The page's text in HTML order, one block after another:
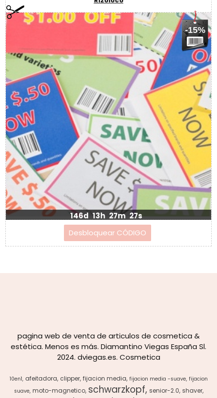
-15%
146d 13h 27m 27s
pagina web de venta de articulos de cosmetica &
estética. Menos es más. Diamantino Viegas España Sl.
2024. dviegas.es. Cosmetica
10en1 afeitadora clipper fijacion media fijacion media -suave fijacion
suave moto-magnetico schwarzkopf senior-2.0 shaver